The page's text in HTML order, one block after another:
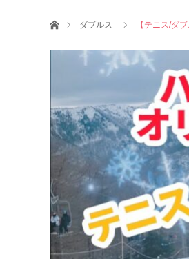
ホームダブルス 【テニス/ダ